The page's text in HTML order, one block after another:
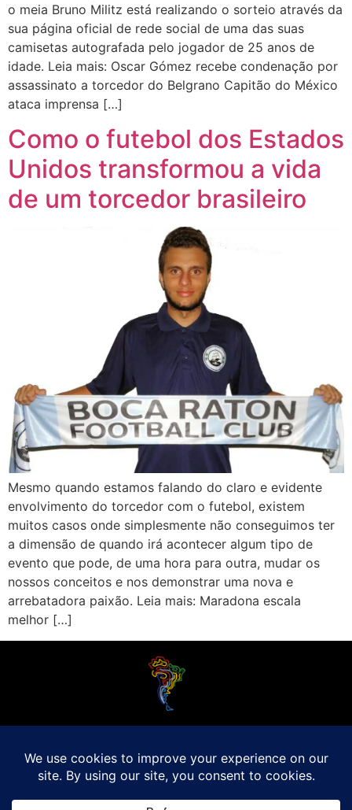
o meia Bruno Militz está realizando o sorteio através da
sua página oficial de rede social de uma das suas
camisetas autografada pelo jogador de 25 anos de
idade. Leia mais: Oscar Gómez recebe condenação por
assassinato a torcedor do Belgrano Capitão do México
ataca imprensa […]
Como o futebol dos Estados
Unidos transformou a vida
de um torcedor brasileiro
Mesmo quando estamos falando do claro e evidente
envolvimento do torcedor com o futebol, existem
muitos casos onde simplesmente não conseguimos ter
a dimensão de quando irá acontecer algum tipo de
evento que pode, de uma hora para outra, mudar os
nossos conceitos e nos demonstrar uma nova e
arrebatadora paixão. Leia mais: Maradona escala
melhor […]
quer mesmo é saber de tudo, desde a final do Brasileirão até a 5a rodada do
Peruano, com a mesma seriedade e com a mesma paixão.Leia Mais
Entre em contato conosco:comercial@futebolatino.com.br